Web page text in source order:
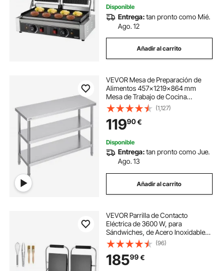
Disponible
Entrega:tan pronto como Mié.
Ago. 12
Añadir al carrito
VEVOR Mesa de Preparación de
Alimentos 457x1219x864 mm
Mesa de Trabajo de Cocina
Comercial de Acero Inoxidable con
2 Estantes Inferiores Ajustables
Mesa de Preparación para Parrilla,
Cocina, Hogar
(1,127)
11990€
Disponible
Entrega:tan pronto como Jue.
Ago. 13
Añadir al carrito
VEVOR Parrilla de Contacto
Eléctrica de 3600 W, para
Sándwiches, de Acero Inoxidable
con Control de Temperatura, Doble
Placa Plana Esmaltada de 48 x 23
cm, para Hamburguesas, Filetes y
Tocino
(96)
18599€